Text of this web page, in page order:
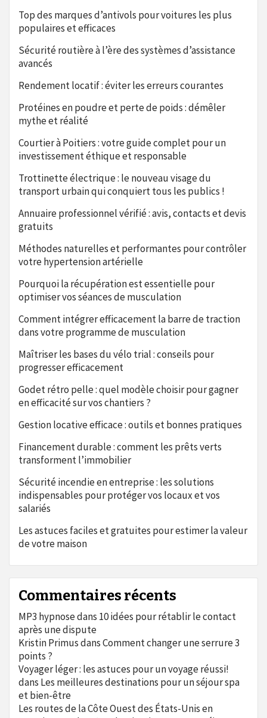
Top des marques d’antivols pour voitures les plus
populaires et efficaces
Sécurité routière à l’ère des systèmes d’assistance
avancés
Rendement locatif : éviter les erreurs courantes
Protéines en poudre et perte de poids : démêler
mythe et réalité
Courtier à Poitiers : votre guide complet pour un
investissement éthique et responsable
Trottinette électrique : le nouveau visage du
transport urbain qui conquiert tous les publics !
Annuaire professionnel vérifié : avis, contacts et devis
gratuits
Méthodes naturelles et performantes pour contrôler
votre hypertension artérielle
Pourquoi la récupération est essentielle pour
optimiser vos séances de musculation
Comment intégrer efficacement la barre de traction
dans votre programme de musculation
Maîtriser les bases du vélo trial : conseils pour
progresser efficacement
Godet rétro pelle : quel modèle choisir pour gagner
en efficacité sur vos chantiers ?
Gestion locative efficace : outils et bonnes pratiques
Financement durable : comment les prêts verts
transforment l’immobilier
Sécurité incendie en entreprise : les solutions
indispensables pour protéger vos locaux et vos
salariés
Les astuces faciles et gratuites pour estimer la valeur
de votre maison
Commentaires récents
MP3 hypnosedans 10 idées pour rétablir le contact
après une dispute
Kristin PrimusdansComment changer une serrure 3
points ?
Voyager léger : les astuces pour un voyage réussi!
dans Les meilleures destinations pour un séjour spa
et bien-être
Les routes de la Côte Ouest des États-Unis en